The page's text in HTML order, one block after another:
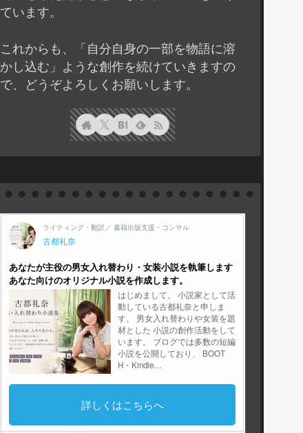
ています。
これからも、「自分自身の一部を物語に溶
かし込む」ような創作を続けていきますの
で、どうぞよろしくお願いします。